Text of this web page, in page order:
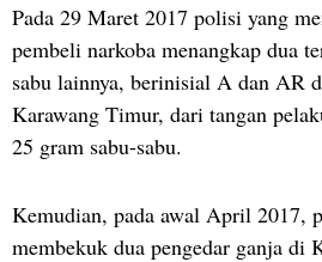
Pada 29 Maret 2017 polisi yang
pembeli narkoba menangkap dua
sabu lainnya, berinisial A dan AR
Karawang Timur, dari tangan
25 gram sabu-sabu.
Kemudian, pada awal April 2017,
membekuk dua pengedar ganja di